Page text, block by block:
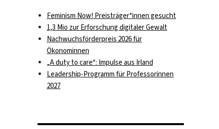
Feminism Now! Preisträger*innen gesucht
1,3 Mio zur Erforschung digitaler Gewalt
Nachwuchsförderpreis 2026 für
Ökonominnen
„A duty to care“: Impulse aus Irland
Leadership-Programm für Professorinnen
2027